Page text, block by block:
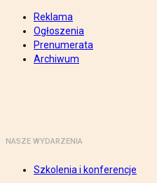
Reklama
Ogłoszenia
Prenumerata
Archiwum
NASZE WYDARZENIA
Szkolenia i konferencje